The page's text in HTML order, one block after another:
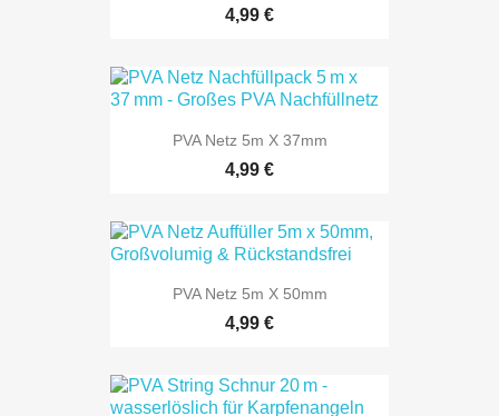
4,99 €
PVA Netz 5m X 37mm
4,99 €
PVA Netz 5m X 50mm
4,99 €